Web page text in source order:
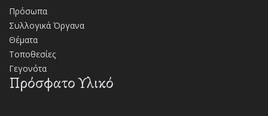
Πρόσωπα
Συλλογικά Όργανα
Θέματα
Τοποθεσίες
Γεγονότα
Πρόσφατο Υλικό